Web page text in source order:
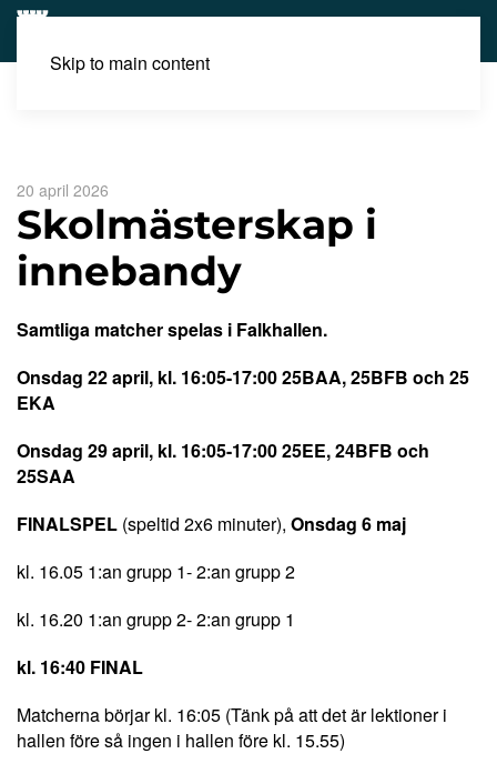
Skip to main content
20 april 2026
Skolmästerskap i
innebandy
Samtliga matcher spelas i Falkhallen.
Onsdag 22 april, kl. 16:05-17:00 25BAA, 25BFB och 25
EKA
Onsdag 29 april, kl. 16:05-17:00 25EE, 24BFB och
25SAA
FINALSPEL (speltid 2x6 minuter), Onsdag 6 maj
kl. 16.05 1:an grupp 1- 2:an grupp 2
kl. 16.20 1:an grupp 2- 2:an grupp 1
kl. 16:40 FINAL
Matcherna börjar kl. 16:05 (Tänk på att det är lektioner i
hallen före så ingen i hallen före kl. 15.55)